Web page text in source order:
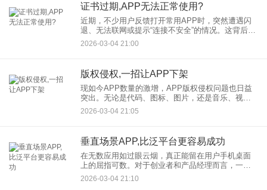
证书过期,APP无法正常使用?
近期，不少用户反馈打开常用APP时，突然遭遇闪
退、无法联网或提示“连接不安全”的情况。这背后最
常见的原因之一，就是APP证书过期导致的APP无
法正常使用。本文将带您全面了解这一问题的来龙
2026-03-04 21:00
版权侵权,一招让APP下架
现如今APP数量的激增，APP版权侵权问题也日益
突出。无论是代码、图标、图片，还是音乐、视
频、文字内容，都可能成为侵权的重灾区。对于版
权持有人而言，发现自己的心血被他人未经授权使
2026-03-04 21:05
垂直场景APP,比泛平台更容易成功
在无数应用如过眼云烟，真正能留在用户手机桌面
上的屈指可数。对于创业者和产品经理而言，一个
永恒的灵魂拷问是：我的APP应该做成什么样？是
追求大而全，做一个包罗万象的泛APP平台，还是
2026-03-04 21:10